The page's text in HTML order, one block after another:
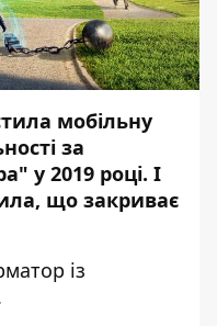
мобільну
за
у 2019 році. І
що закриває
із